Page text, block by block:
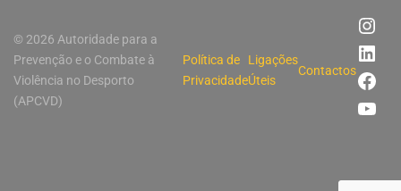
© 2026 Autoridade para a
Prevenção e o Combate à
Violência no Desporto
(APCVD)
Política de
Privacidade
Ligações
Úteis
Contactos